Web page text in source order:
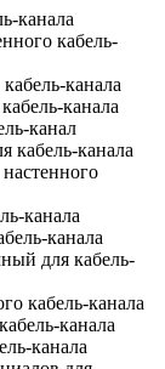
канала
кабель-
канала
канала
канал
кабель-канала
канала
канала
для кабель-
кабель-канала
канала
канала